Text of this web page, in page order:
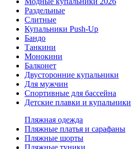
Раздельные
Слитные
Купальники Push-Up
Бандо
Танкини
Монокини
Балконет
Двусторонние купальники
Для мужчин
Спортивные для бассейна
Детские плавки и купальники
Пляжная одежда
Пляжные платья и сарафаны
Пляжные шорты
Пляжные туники